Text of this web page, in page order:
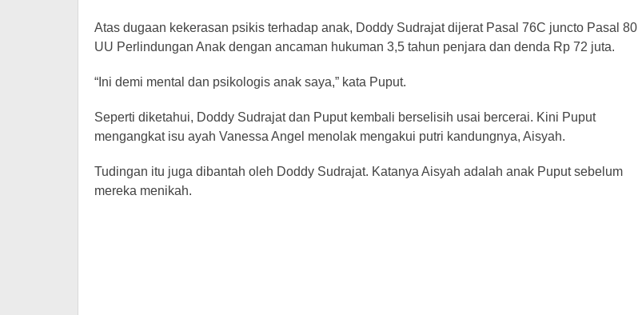
Atas dugaan kekerasan psikis terhadap anak, Doddy Sudrajat dijerat Pasal 76C juncto Pasal 80
UU Perlindungan Anak dengan ancaman hukuman 3,5 tahun penjara dan denda Rp 72 juta.
“Ini demi mental dan psikologis anak saya,” kata Puput.
Seperti diketahui, Doddy Sudrajat dan Puput kembali berselisih usai bercerai. Kini Puput
mengangkat isu ayah Vanessa Angel menolak mengakui putri kandungnya, Aisyah.
Tudingan itu juga dibantah oleh Doddy Sudrajat. Katanya Aisyah adalah anak Puput sebelum
mereka menikah.